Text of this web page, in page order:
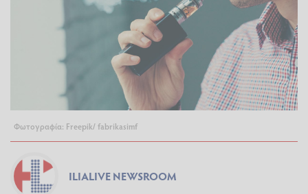
Φωτογραφία: Freepik/ fabrikasimf
ILIALIVE NEWSROOM